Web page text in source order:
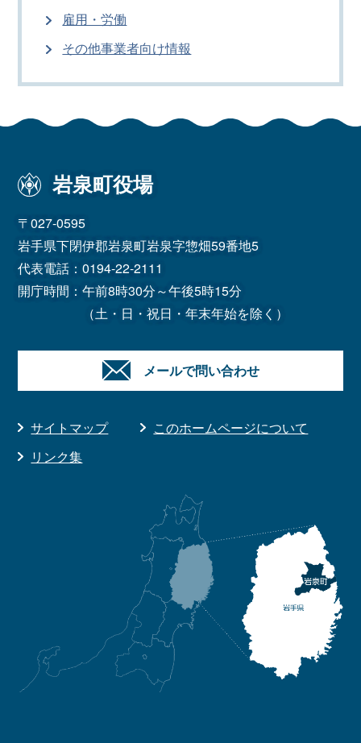
雇用・労働
その他事業者向け情報
岩泉町役場
〒027-0595
岩手県下閉伊郡岩泉町岩泉字惣畑59番地5
代表電話：0194-22-2111
開庁時間：午前8時30分～午後5時15分
（土・日・祝日・年末年始を除く）
メールで問い合わせ
サイトマップ
このホームページについて
リンク集